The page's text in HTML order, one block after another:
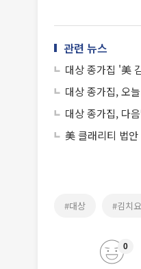
관련 뉴스
대상 종가집 '美
대상 종가집, 오
대상 종가집, 다
美 클래리티 법
#대상 #김치
0